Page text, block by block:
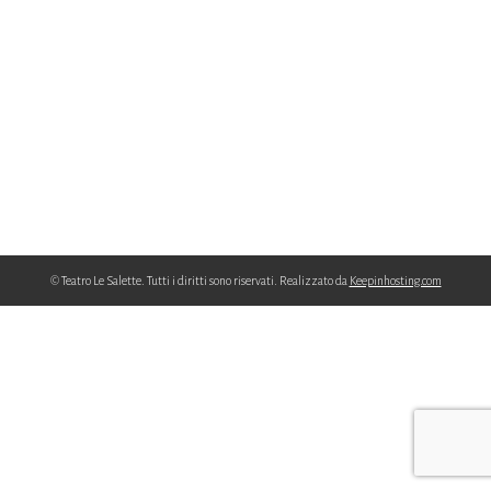
© Teatro Le Salette. Tutti i diritti sono riservati. Realizzato da Keepinhosting.com